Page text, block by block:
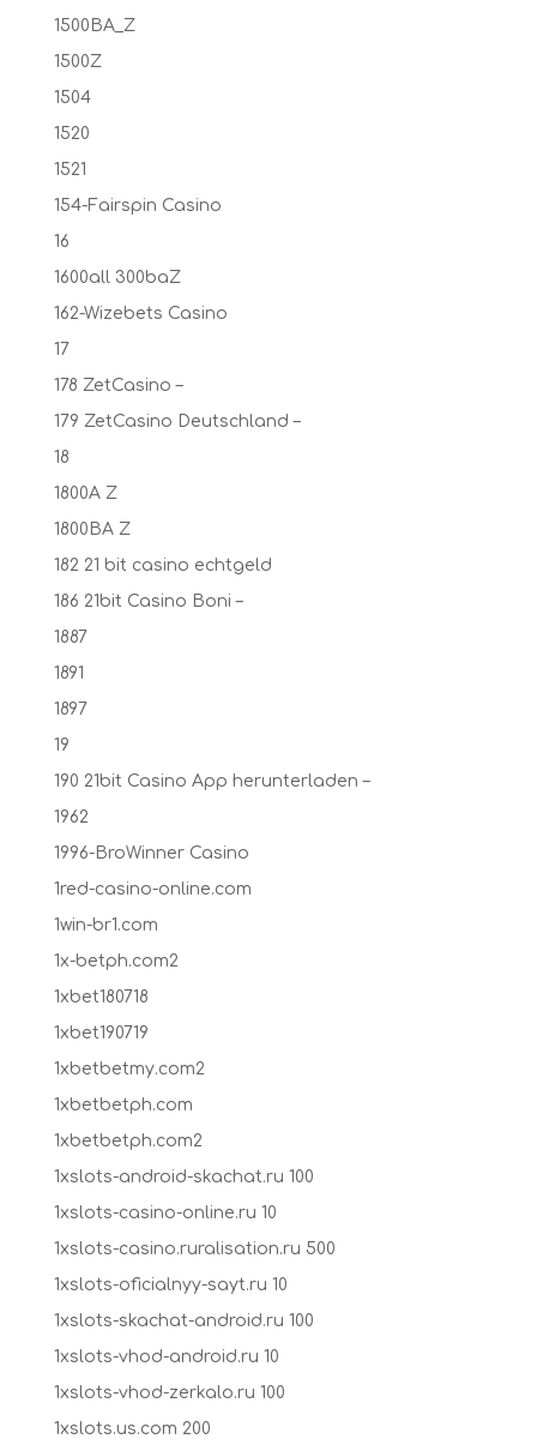
1500BA_Z
1500Z
1504
1520
1521
154-Fairspin Casino
16
1600all 300baZ
162-Wizebets Casino
17
178 ZetCasino –
179 ZetCasino Deutschland –
18
1800A Z
1800BA Z
182 21 bit casino echtgeld
186 21bit Casino Boni –
1887
1891
1897
19
190 21bit Casino App herunterladen –
1962
1996-BroWinner Casino
1red-casino-online.com
1win-br1.com
1x-betph.com2
1xbet180718
1xbet190719
1xbetbetmy.com2
1xbetbetph.com
1xbetbetph.com2
1xslots-android-skachat.ru 100
1xslots-casino-online.ru 10
1xslots-casino.ruralisation.ru 500
1xslots-oficialnyy-sayt.ru 10
1xslots-skachat-android.ru 100
1xslots-vhod-android.ru 10
1xslots-vhod-zerkalo.ru 100
1xslots.us.com 200